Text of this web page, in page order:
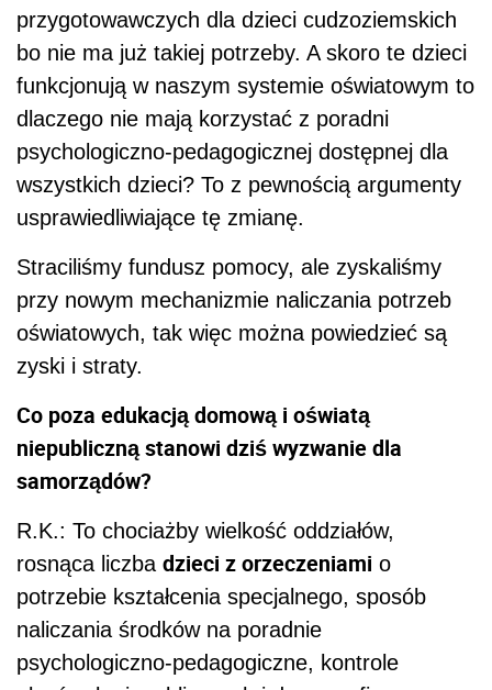
przygotowawczych dla dzieci cudzoziemskich
bo nie ma już takiej potrzeby. A skoro te dzieci
funkcjonują w naszym systemie oświatowym to
dlaczego nie mają korzystać z poradni
psychologiczno-pedagogicznej dostępnej dla
wszystkich dzieci? To z pewnością argumenty
usprawiedliwiające tę zmianę.
Straciliśmy fundusz pomocy, ale zyskaliśmy
przy nowym mechanizmie naliczania potrzeb
oświatowych, tak więc można powiedzieć są
zyski i straty.
Co poza edukacją domową i oświatą
niepubliczną stanowi dziś wyzwanie dla
samorządów?
R.K.: To chociażby wielkość oddziałów,
rosnąca liczba dzieci z orzeczeniami o
potrzebie kształcenia specjalnego, sposób
naliczania środków na poradnie
psychologiczno-pedagogiczne, kontrole